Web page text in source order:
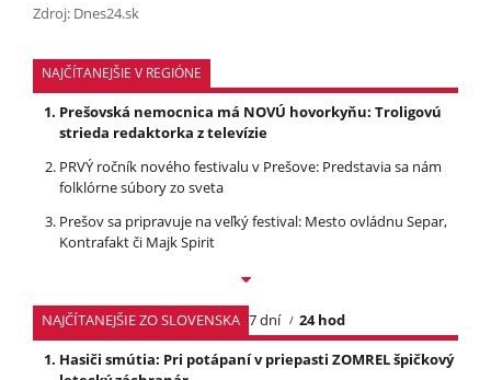
Zdroj: Dnes24.sk
NAJČÍTANEJŠIE V REGIÓNE
Prešovská nemocnica má NOVÚ hovorkyňu: Troligovú
strieda redaktorka z televízie
PRVÝ ročník nového festivalu v Prešove: Predstavia sa nám
folklórne súbory zo sveta
Prešov sa pripravuje na veľký festival: Mesto ovládnu Separ,
Kontrafakt či Majk Spirit
NAJČÍTANEJŠIE ZO SLOVENSKA 7 dní
24 hod
Hasiči smútia: Pri potápaní v priepasti ZOMREL špičkový